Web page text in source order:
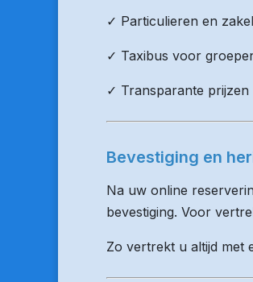
✓ Particulieren en
✓ Taxibus voor
✓ Transparante
Bevestiging en
Na uw online
bevestiging. Voor
Zo vertrekt u altijd met